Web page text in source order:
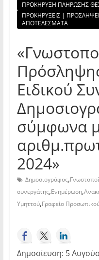
ΠΡΟΚΗΡΥΞΗ ΠΛΗΡΩΣΗΣ
ΠΡΟΚΗΡΥΞΕΙΣ |
ΑΠΟΤΕΛΕΣΜΑΤΑ
Ειδικού
σύμφωνα
2024»
Δημοσιογράφος,
συνεργάτης,Ενημέρωση,
Υμηττού,Γραφείο
Δημοσίευση: 5